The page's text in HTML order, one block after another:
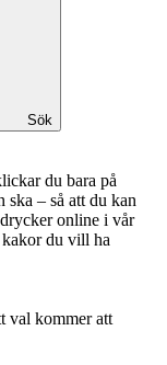
Sök
du bara på
ska – så att du kan
online i vår
du vill ha
val kommer att